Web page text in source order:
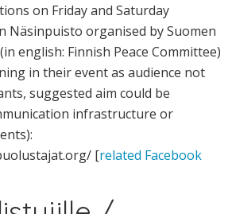
on Friday and Saturday
Näsinpuisto organised by Suomen
english: Finnish Peace Committee)
in their event as audience not
suggested aim could be
infrastructure or
[related Facebook